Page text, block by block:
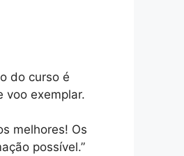
do curso é
voo exemplar.
melhores! Os
possível.”